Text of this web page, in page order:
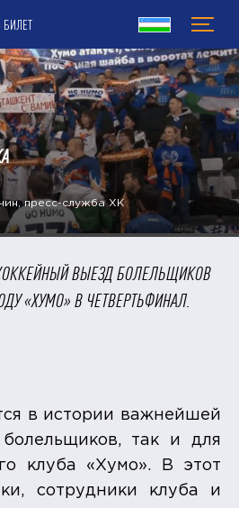
БИЛЕТ
пресс-служба ХК
ВЫЕЗД БОЛЕЛЬЩИКОВ
«ХУМО» В ЧЕТВЕРТЬФИНАЛ.
в истории важнейшей
так и для
клуба «Хумо». В этот
сотрудники клуба и